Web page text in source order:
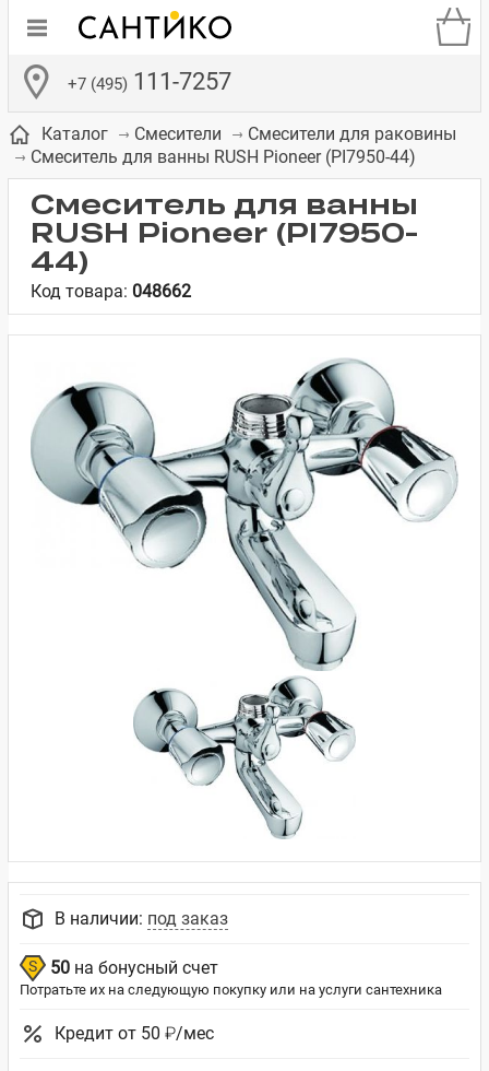
+7 (495) 111-7257
Бачки для
унитазов
унитазов
Смесители для
встраиваемых
систем
Зеркало-шкаф
Каталог Смесители
Смесители для раковины
Смеситель для ванны RUSH Pioneer (PI7950-44)
Смеситель для ванны
RUSH Pioneer (PI7950-
44)
Код товара: 048662
В наличии: под заказ
50 на бонусный счет
Потратьте их на следующую покупку или на услуги сантехника
Кредит от 50 ₽/мес